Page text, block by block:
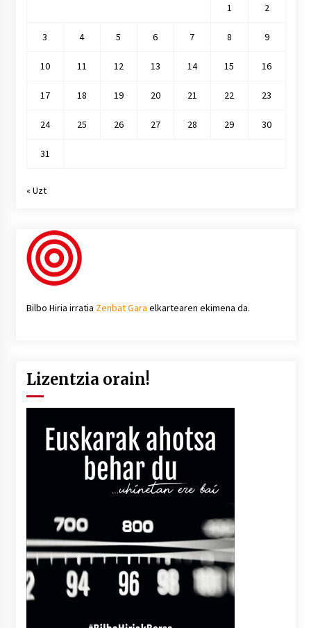
1
2
3 4 5 6 7 8 9
10 11 12 13 14 15 16
17 18 19 20 21 22 23
24 25 26 27 28 29 30
31
« Uzt
Bilbo Hiria irratia Zenbat Gara elkartearen ekimena da.
Lizentzia orain!